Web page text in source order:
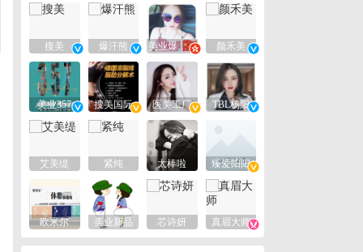
搜美 爆汗熊 美业爆款平台 颜禾美
美业357 搜美国际 医美工厂 TBL杨阳
艾美缇 紧纯 太棒啦 臻爱阳阳
欧米尔 美业新品 芯诗妍 真眉大师